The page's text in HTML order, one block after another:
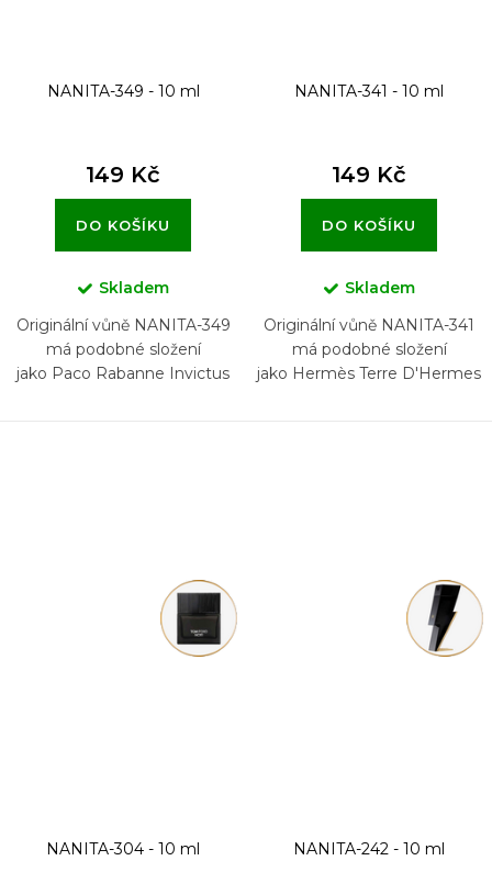
NANITA-349 - 10 ml
149 Kč
DO KOŠÍKU
Skladem
Originální vůně NANITA-349
má podobné složení
jako Paco Rabanne Invictus
NANITA-341 - 10 ml
149 Kč
DO KOŠÍKU
Skladem
Originální vůně NANITA-341
má podobné složení
jako Hermès Terre D'Hermes
NANITA-304 - 10 ml NANITA-242 - 10 ml